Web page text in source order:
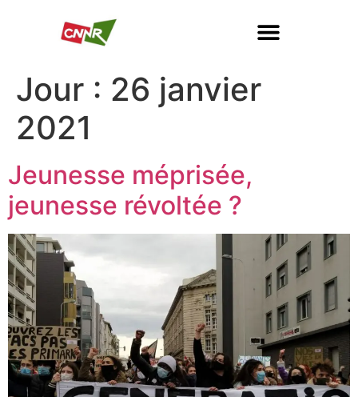
Jour : 26 janvier
2021
Jeunesse méprisée,
jeunesse révoltée ?